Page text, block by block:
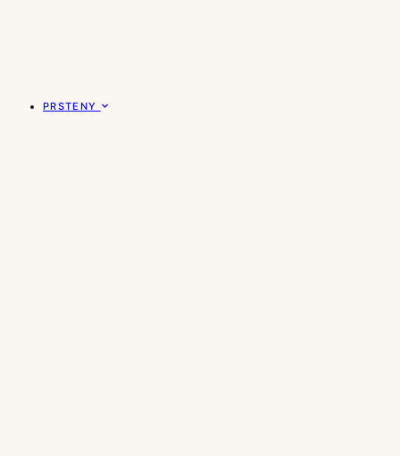
PRSTENY